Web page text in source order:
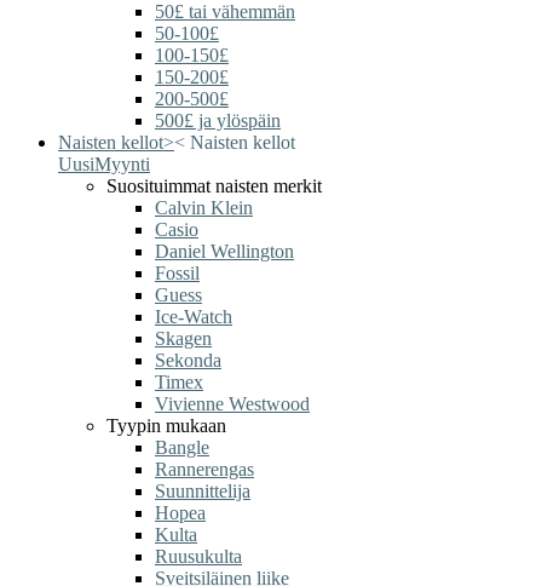
50£ tai vähemmän
50-100£
100-150£
150-200£
200-500£
500£ ja ylöspäin
Naisten kellot>< Naisten kellot
UusiMyynti
Suosituimmat naisten merkit
Calvin Klein
Casio
Daniel Wellington
Fossil
Guess
Ice-Watch
Skagen
Sekonda
Timex
Vivienne Westwood
Tyypin mukaan
Bangle
Rannerengas
Suunnittelija
Hopea
Kulta
Ruusukulta
Sveitsiläinen liike